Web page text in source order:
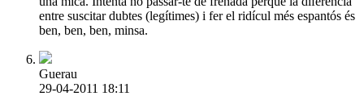
entre suscitar dubtes (legítimes) i fer el ridícul més espantós és
ben, ben, ben, minsa.
Guerau
29-04-2011 18:11